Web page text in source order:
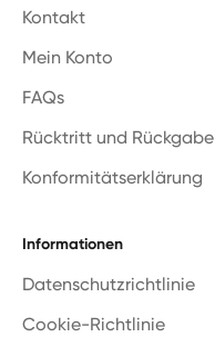
Kontakt
Mein Konto
FAQs
Rücktritt und Rückgabe
Konformitätserklärung
Informationen
Datenschutzrichtlinie
Cookie-Richtlinie